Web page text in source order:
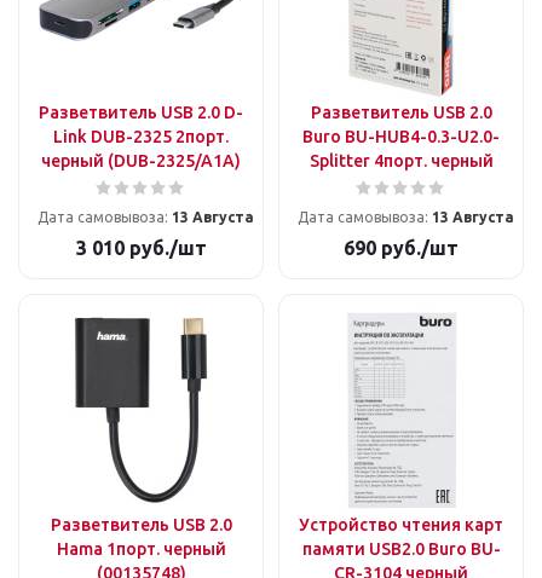
Разветвитель USB 2.0 D-
Link DUB-2325 2порт.
черный (DUB-2325/A1A)
Дата самовывоза: 13 Августа
3 010руб./шт
Разветвитель USB 2.0
Buro BU-HUB4-0.3-U2.0-
Splitter 4порт. черный
Дата самовывоза: 13 Августа
690 руб./шт
Разветвитель USB 2.0
Hama 1порт. черный
(00135748)
Устройство чтения карт
памяти USB2.0 Buro BU-
CR-3104 черный